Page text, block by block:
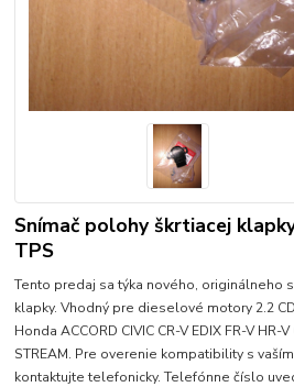
Snímač polohy škrtiacej
TPS
Tento predaj sa týka nového, originálneho
klapky. Vhodný pre dieselové motory 2.2
Honda ACCORD CIVIC CR-V EDIX FR-V HR-V
STREAM. Pre overenie kompatibility s
kontaktujte telefonicky. Telefónne číslo